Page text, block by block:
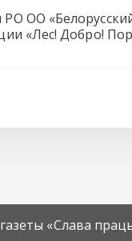
ОО
«Лес! Добро!
«Слава